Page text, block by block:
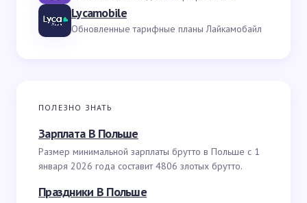
Lycamobile
Обновленные тарифные планы Лайкамобайл
ПОЛЕЗНО ЗНАТЬ
Зарплата В Польше
Размер минимальной зарплаты брутто в Польше с 1
января 2026 года составит 4806 злотых брутто.
Праздники В Польше